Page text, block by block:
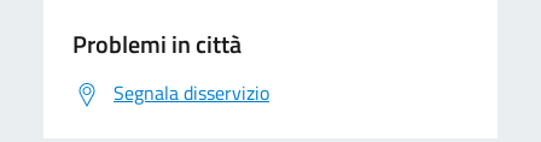
Problemi in città
Segnala disservizio